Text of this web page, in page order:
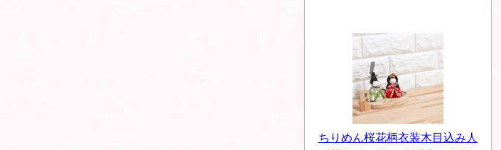
ちりめん桜花柄衣装木目込み人